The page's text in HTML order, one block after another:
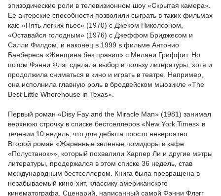
эпизодические роли в телевизионном шоу «Скрытая камера».
Ее актерские способности позволили сыграть в таких фильмах
как: «Пять легких пьес» (1970) с Джеком Николсоном,
«Оставайся голодным» (1976) с Джеффом Бриджесом и
Салли Филдом, и наконец в 1999 в фильме Антонио
Банбереса «Женщина без правил» с Мелани Гриффит. Но
потом Фэнни Флэг сделала выбор в пользу литературы, хотя и
продолжила сниматься в кино и играть в театре. Например,
она исполнила главную роль в бродвейском мьюзикле «The
Best Little Whorehouse in Texas».
Первый роман «Disy Fay and the Miracle Man» (1981) занимал
верхнюю строчку в списке бестселлеров «New York Times» в
течении 10 недель, что для дебюта просто невероятно.
Второй роман «Жаренные зеленые помидоры в кафе
«Полустанок»», который похвалили Харпер Ли и другие мэтры
литературы, продержался в этом списке 36 недель, став
международным бестселлером. Книга была превращена в
незабываемый кино-хит, классику американского
кинематографа. Сценарий, написанный самой Фэнни Флэгг